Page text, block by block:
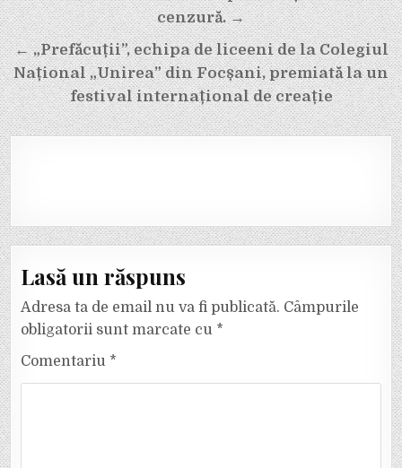
cenzură. →
← „Prefăcuții”, echipa de liceeni de la Colegiul
Național „Unirea” din Focșani, premiată la un
festival internațional de creație
Lasă un răspuns
Adresa ta de email nu va fi publicată. Câmpurile
obligatorii sunt marcate cu *
Comentariu *